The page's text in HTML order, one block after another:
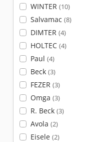
WINTER (10)
Salvamac (8)
DIMTER (4)
HOLTEC (4)
Paul (4)
Beck (3)
FEZER (3)
Omga (3)
R. Beck (3)
Avola (2)
Eisele (2)